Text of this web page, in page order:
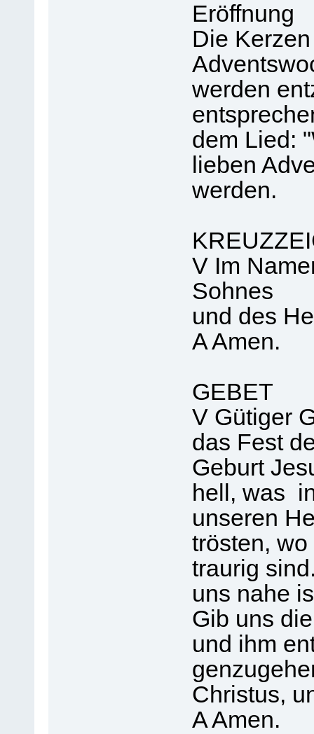
Eröffnung
Die
werden
dem Lied:
lieben
werden.
V Im
Sohnes
und des
A Amen.
GEBET
V Gütiger
das Fest
Geburt
hell, was
unseren
trösten, wo
traurig
uns nahe
Gib uns
und ihm
Christus,
A Amen.